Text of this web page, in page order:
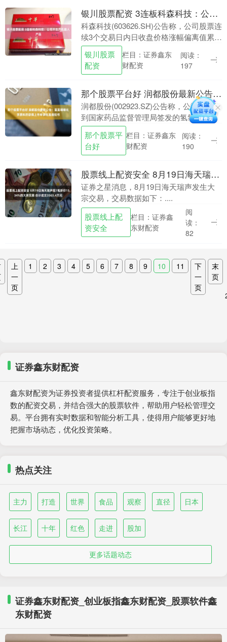
银川股票配资 3连板科森科技：公司不生产机器人产品
科森科技(603626.SH)公告称，公司股票连
续3个交易日内日收盘价格涨幅偏离值累计
达到20%，属于股票交易异常波动情况。
经自查和核实，公司目前生产经营正
常，....
银川股票
配资
栏目：证券鑫东
财配资
阅读：
197
那个股票平台好 润都股份最新公告：氢氯噻嗪化学原料药获得上市申请批准通知书
润都股份(002923.SZ)公告称，公司近日收
到国家药品监督管理局签发的氢氯噻嗪
《化学原料药上市申请批准通知书》。该
药品适用于多种疾病，获批将丰富公司产
品品类....
那个股票平
台好
栏目：证券鑫东
财配资
阅读：
190
股票线上配资安全 8月19日海天瑞声现1笔折价15.34%的大宗交易 合计成交3563.4万元
证券之星消息，8月19日海天瑞声发生大
宗交易，交易数据如下：....
股票线上配
资安全
栏目：证券鑫
东财配资
阅
读：
82
上
一
页
1 2 3 4 5 6 7 8 9 10 11
下
一
页
末
页
证券鑫东财配资
鑫东财配资为证券投资者提供杠杆配资服务，专注于创业板指
数的配资交易，并结合强大的股票软件，帮助用户轻松管理交
易。平台拥有实时数据和智能分析工具，使得用户能够更好地
把握市场动态，优化投资策略。
热点关注
主力 打造 世界 食品 观察 直径 日本
长江 十年 红色 走进 股加
更多话题动态
证券鑫东财配资_创业板指鑫东财配资_股票软件鑫
东财配资